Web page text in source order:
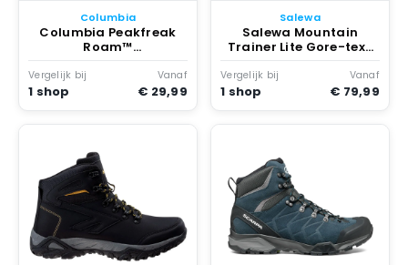
Columbia
Columbia Peakfreak
Roam™
Wandelschoenen
Gerenoveerd Cypress /
Light Sand
Vergelijk bij
1 shop
Vanaf
€ 29,99
Salewa
Salewa Mountain
Trainer Lite Gore-tex®
Wandelschoenen
Gerenoveerd Koraal
Vergelijk bij
1 shop
Vanaf
€ 79,99